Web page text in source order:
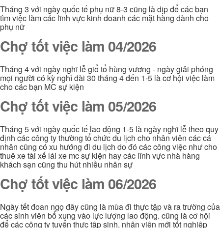
Tháng 3 với ngày quốc tế phụ nữ 8-3 cũng là dịp để các bạn
tìm việc làm các lĩnh vực kinh doanh các mặt hàng dành cho
phụ nữ
Chợ tốt việc làm 04/2026
Tháng 4 với ngày nghĩ lễ giổ tổ hùng vương - ngày giải phóng
mọi người có kỳ nghỉ dài 30 tháng 4 đến 1-5 là cơ hội việc làm
cho các bạn MC sự kiện
Chợ tốt việc làm 05/2026
Tháng 5 với ngày quốc tế lao động 1-5 là ngày nghĩ lễ theo quy
định các công ty thường tổ chức du lịch cho nhân viên các cá
nhân cũng có xu hướng đi du lịch do đó các công việc như cho
thuê xe tài xế lái xe mc sự kiện hay các lĩnh vực nhà hàng
khách sạn cũng thu hút nhiều nhân sự
Chợ tốt việc làm 06/2026
Ngày tết đoan ngọ đây cũng là mùa đi thực tập và ra trường của
các sinh viên bổ xung vào lực lượng lao động. cũng là cơ hội
để các công ty tuyển thực tập sinh, nhân viên mới tốt nghiệp